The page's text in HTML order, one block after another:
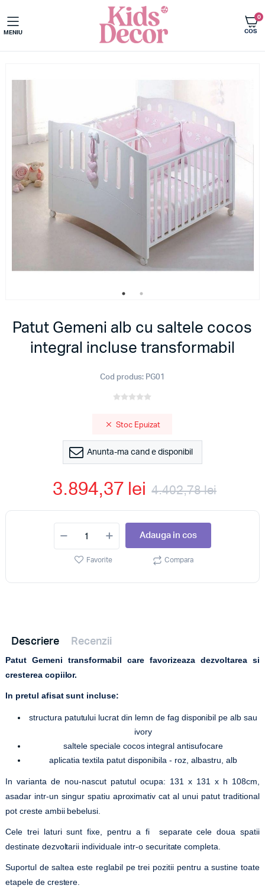
MENIU COS
0
Patut Gemeni alb cu saltele cocos
integral incluse transformabil
Cod produs: PG01
Stoc Epuizat
Anunta-ma cand e disponibil
3.894,37 lei 4.402,78 lei
Adauga in cos
Favorite Compara
Descriere Recenzii
Patut Gemeni transformabil care favorizeaza dezvoltarea si
cresterea copiilor.
In pretul afisat sunt incluse:
structura patutului lucrat din lemn de fag disponibil pe alb sau
ivory
saltele speciale cocos integral antisufocare
aplicatia textila patut disponibila - roz, albastru, alb
In varianta de nou-nascut patutul ocupa: 131 x 131 x h 108cm,
asadar intr-un singur spatiu aproximativ cat al unui patut traditional
pot creste ambii bebelusi.
Cele trei laturi sunt fixe, pentru a fi separate cele doua spatii
destinate dezvoltarii individuale intr-o securitate completa.
Suportul de saltea este reglabil pe trei pozitii pentru a sustine toate
etapele de crestere.